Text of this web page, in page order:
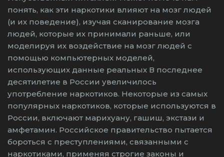
понять, как эти наркотики влияют на мозг людей
(и их поведение), изучая сканирование мозга
людей, которые их принимали раньше, или
моделируя их воздействие на мозг людей с
помощью компьютерных моделей,
использующих данные реальных В последнее
десятилетие в России увеличилось
употребление наркотиков. Некоторые из самых
популярных наркотиков, которые используются в
России, включают марихуану, гашиш, экстази и
амфетамин. Российское правительство пытается
бороться с преступлениями, связанными с
наркотиками, применяя строгие законы и